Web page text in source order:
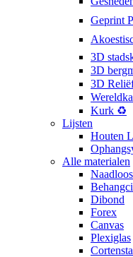
Geprint
3D
3D
3D
Kurk ♻️
Lijsten
Houten
Alle materialen
Dibond
Forex
Canvas
Plexiglas